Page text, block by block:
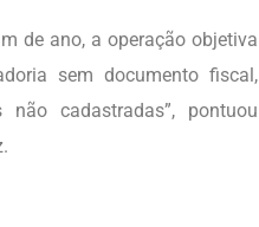
de ano, a operação objetiva
sem documento fiscal,
cadastradas”, pontuou